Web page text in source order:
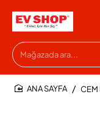
Mağazada
ara...
CEM